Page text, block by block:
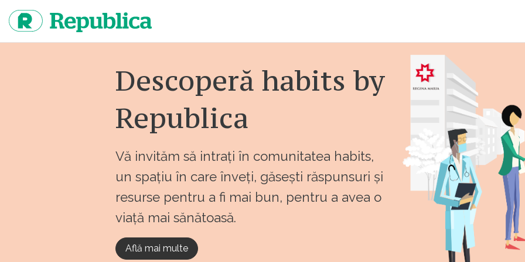
continut
Descoperă habits by
Republica
Vă invităm să intrați în comunitatea habits,
un spațiu în care înveți, găsești răspunsuri și
resurse pentru a fi mai bun, pentru a avea o
viață mai sănătoasă.
Află mai multe